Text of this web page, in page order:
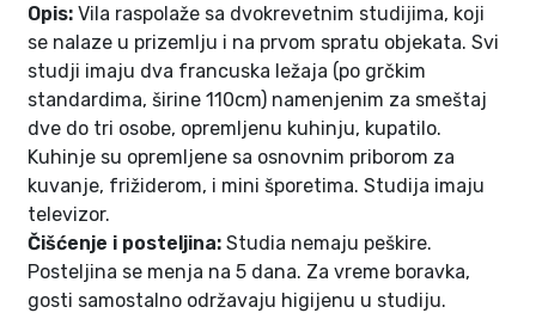
Opis: Vila raspolaže sa dvokrevetnim studijima, koji
se nalaze u prizemlju i na prvom spratu objekata. Svi
studji imaju dva francuska ležaja (po grčkim
standardima, širine 110cm) namenjenim za smeštaj
dve do tri osobe, opremljenu kuhinju, kupatilo.
Kuhinje su opremljene sa osnovnim priborom za
kuvanje, frižiderom, i mini šporetima. Studija imaju
televizor.
Čišćenje i posteljina: Studia nemaju peškire.
Posteljina se menja na 5 dana. Za vreme boravka,
gosti samostalno održavaju higijenu u studiju.